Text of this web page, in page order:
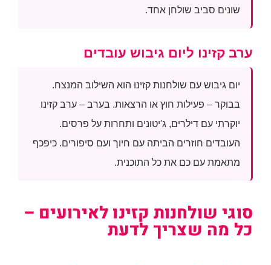
שונים סביב שולחן אחד.
ערב קזינו ליום גיבוש עובדים
יום גיבוש עם שולחנות קזינו הוא השילוב המנצח.
בבוקר – פעילות חוץ או הרצאות. בערב – ערב קזינו
יוקרתי עם דילרים, ג'יטונים ותחרות על פרסים.
העובדים חוזרים הביתה עם חיוך ועם סיפורים. כיפכף
מתאמת עם כם את כל התוכנית.
סוגי שולחנות קזינו לאירועים –
כל מה שצריך לדעת